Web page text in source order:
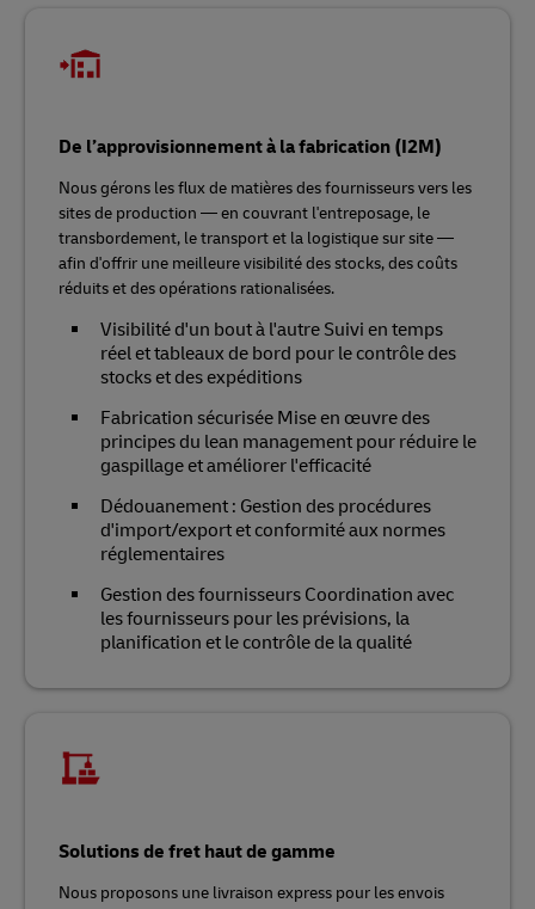
De l’approvisionnement à la fabrication (I2M)
Nous gérons les flux de matières des fournisseurs vers les
sites de production — en couvrant l'entreposage, le
transbordement, le transport et la logistique sur site —
afin d'offrir une meilleure visibilité des stocks, des coûts
réduits et des opérations rationalisées.
Visibilité d'un bout à l'autre Suivi en temps
réel et tableaux de bord pour le contrôle des
stocks et des expéditions
Fabrication sécurisée Mise en œuvre des
principes du lean management pour réduire le
gaspillage et améliorer l'efficacité
Dédouanement : Gestion des procédures
d'import/export et conformité aux normes
réglementaires
Gestion des fournisseurs Coordination avec
les fournisseurs pour les prévisions, la
planification et le contrôle de la qualité
Solutions de fret haut de gamme
Nous proposons une livraison express pour les envois